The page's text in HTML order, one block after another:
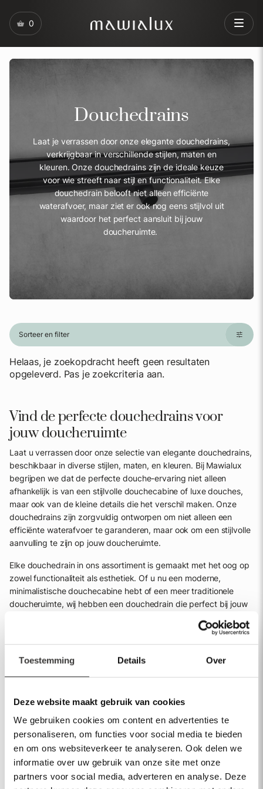
Toestemming Details Over
Deze website maakt gebruik van cookies
We gebruiken cookies om content en advertenties te
personaliseren, om functies voor social media te bieden
en om ons websiteverkeer te analyseren. Ook delen we
informatie over uw gebruik van onze site met onze
partners voor social media, adverteren en analyse. Deze
0
Douchedrains
Laat je verrassen door onze elegante douchedrains,
verkrijgbaar in verschillende stijlen, maten en
kleuren. Onze douchedrains zijn de ideale keuze
voor wie streeft naar stijl en functionaliteit. Elke
douchedrain belooft niet alleen efficiënte
waterafvoer, maar ziet er ook nog eens stijlvol uit
waardoor het perfect aansluit bij jouw
doucheruimte.
Sorteer en filter
Helaas, je zoekopdracht heeft geen resultaten
opgeleverd. Pas je zoekcriteria aan.
Vind de perfecte douchedrains voor
jouw doucheruimte
Laat u verrassen door onze selectie van elegante douchedrains,
beschikbaar in diverse stijlen, maten, en kleuren. Bij Mawialux
begrijpen we dat de perfecte douche-ervaring niet alleen
afhankelijk is van een stijlvolle douchecabine of luxe douches,
maar ook van de kleine details die het verschil maken. Onze
douchedrains zijn zorgvuldig ontworpen om niet alleen een
efficiënte waterafvoer te garanderen, maar ook om een stijlvolle
aanvulling te zijn op jouw doucheruimte.
Elke douchedrain in ons assortiment is gemaakt met het oog op
zowel functionaliteit als esthetiek. Of u nu een moderne,
minimalistische douchecabine hebt of een meer traditionele
doucheruimte, wij hebben een douchedrain die perfect bij jouw
afwerkingen, van glanzend chroom tot mat zwart, waardoor ze
naadloos integreren met de rest van jouw badkamerontwerp.
De voordelen van hoogwaardige
douchedrains van Mawialux
Het kiezen van de juiste douchedrains voor jouw douches gaat
niet alleen over het uiterlijk; het gaat ook om duurzaamheid en
onderhoudsgemak. Onze douchedrains zijn vervaardigd uit
hoogwaardige materialen die bestand zijn tegen de dagelijkse
slijtage, en zijn ontworpen voor eenvoudige reiniging en
onderhoud. Dit betekent minder tijd besteed aan schoonmaken
en meer tijd genieten van jouw stijlvolle doucheruimte.